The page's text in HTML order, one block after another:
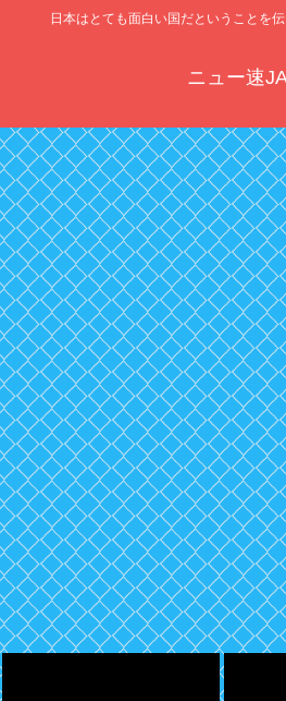
日本はとても面白い国だということを
ニュー速